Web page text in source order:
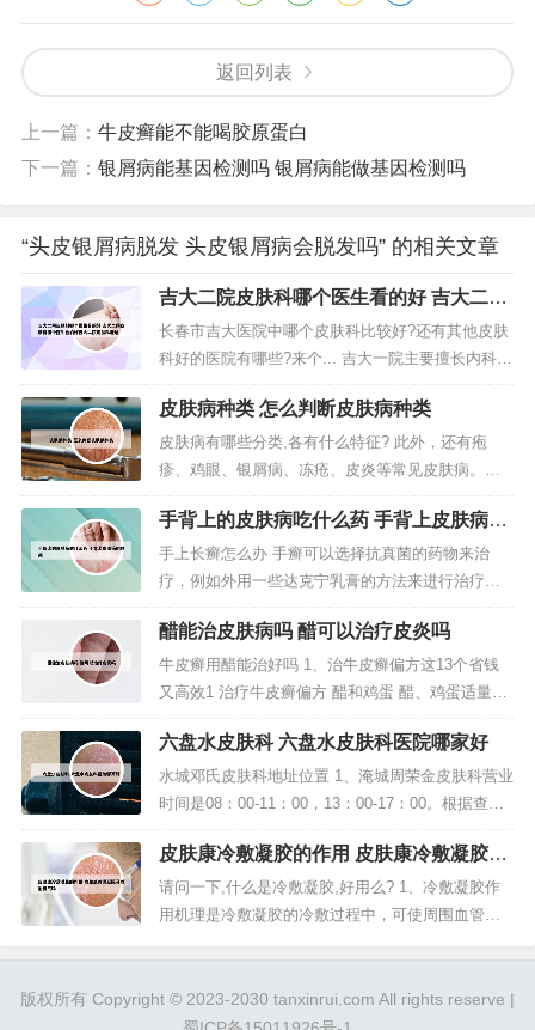
返回列表
上一篇： 牛皮癣能不能喝胶原蛋白
下一篇： 银屑病能基因检测吗 银屑病能做基因检测吗
“头皮银屑病脱发 头皮银屑病会脱发吗” 的相关文章
吉大二院皮肤科哪个医生看的好 吉大二院
皮肤科哪个医生看的好吉大二院皮肤科地
址
长春市吉大医院中哪个皮肤科比较好?还有其他皮肤
科好的医院有哪些?来个... 吉大一院主要擅长内科疾
病，有独特的内科疗法。吉林大学第一医院坐落在
吉林省长春市中心，毗邻贯穿城市东西的解放大
路，北与文化广场相望，南与朝阳公园相连。二部
坐落在与净月开发区接壤的二道区。治疗皮肤病建
议去正规专业的皮肤科医院就诊...
皮肤病种类 怎么判断皮肤病种类
皮肤病有哪些分类,各有什么特征? 此外，还有疱
疹、鸡眼、银屑病、冻疮、皮炎等常见皮肤病。湿
疹：湿疹是一种常见的炎症性皮肤病，多发于脸
部、颈部、背部、手部等部位，明显的表现就是皮
疹和瘙痒，而且各年龄段均可发生，慢性病程，容
易反复发作，严重影响患者的生活质量。过敏性皮
肤病，最常见的就是湿疹，湿疹是一种多...
手背上的皮肤病吃什么药 手背上皮肤病的
种类
手上长癣怎么办 手癣可以选择抗真菌的药物来治
疗，例如外用一些达克宁乳膏的方法来进行治疗。
如果外用药物治疗效果不理想，也可以通过口服药
物来治疗，如伊曲康挫、氟康挫等。这是比较典型
的皮肤真菌感染的表现，可以外用抗真菌药，比如
克霉唑软膏、酮康唑乳膏、特比萘芬喷雾、布替萘
芬软膏等，每天1-2次，需坚持使用4...
醋能治皮肤病吗 醋可以治疗皮炎吗
牛皮癣用醋能治好吗 1、治牛皮癣偏方这13个省钱
又高效1 治疗牛皮癣偏方 醋和鸡蛋 醋、鸡蛋适量。
用法：用醋泡鸡蛋，一周左右，用醋涂患处。香蕉
皮 用法：直接用香蕉皮涂抹患处。半夏 生半夏大者
1个，醋少许。2、牛皮癣的治疗偏方（1）醋泡鸡蛋
民间传说用醋泡鸡蛋，一周左右，用醋涂患处，亦
有效。3、你好。...
六盘水皮肤科 六盘水皮肤科医院哪家好
水城邓氏皮肤科地址位置 1、淹城周荣金皮肤科营业
时间是08：00-11：00，13：00-17：00。根据查询
相关公开信息显示：周荣金中医皮肤专科，地址是
江苏省常州市武进区淹城常乐坊2号。2、济南皮肤
科医院有三所，通过地图查询分别为山东省皮肤病
性病防治研究所，位置是济南市槐荫区经十路27397
皮肤康冷敷凝胶的作用 皮肤康冷敷凝胶可
以治脚气吗
请问一下,什么是冷敷凝胶,好用么? 1、冷敷凝胶作
用机理是冷敷凝胶的冷敷过程中，可使周围血管收
减弱，神经兴奋性降低，从而达到镇痛的目的。2、
冷敷凝胶 它是一类的医疗器械（二类三类医院用得
版权所有 Copyright © 2023-2030 tanxinrui.com All rights reserve |